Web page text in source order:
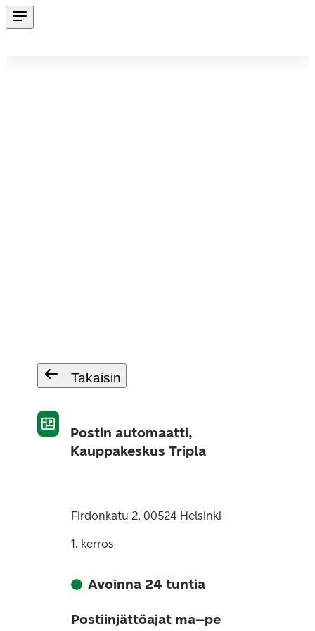
Takaisin
Postin automaatti,
Kauppakeskus Tripla
Firdonkatu 2, 00524 Helsinki
1. kerros
Avoinna 24 tuntia
Postiinjättöajat ma–pe